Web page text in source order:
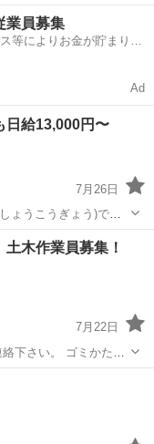
親方
業員募集
等によりお金が貯まりや
Ad
日給13,000円〜
7月26日
ょうこうぎょう)で
てきたら簡単な作業
務
木作業員募集！
7月22日
円～ 日払い可 正社員